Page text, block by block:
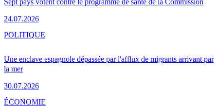
Sept pays votent contre le programme de santé de la Commission
24.07.2026
Une enclave espagnole dépassée par l'afflux de migrants arrivant par
la mer
30.07.2026
POLITIQUE
ÉCONOMIE